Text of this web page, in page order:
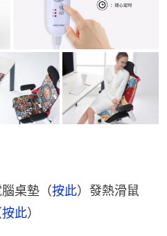
桌墊（按此）發熱滑鼠
按此）